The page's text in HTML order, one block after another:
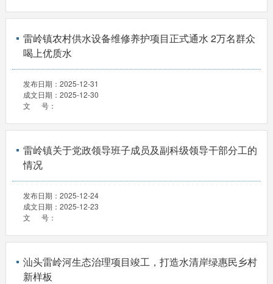
雷岭镇农村供水设备维修养护项目正式通水 2万名群众
喝上优质水
发布日期： 2025-12-31
成文日期： 2025-12-30
文 号：
雷岭镇关于党政领导班子成员及副科级领导干部分工的
情况
发布日期： 2025-12-24
成文日期： 2025-12-23
文 号：
汕头雷岭河生态治理项目竣工，打造水清岸绿惠民乡村
新样板